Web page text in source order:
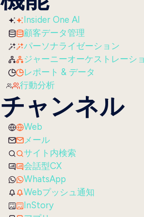
Insider One AI
顧客データ管理
パーソナライゼーション
ジャーニーオーケストレーシ
レポート & データ
行動分析
チャンネル
Web
メール
サイト内検索
会話型CX
WhatsApp
Webプッシュ通知
InStory